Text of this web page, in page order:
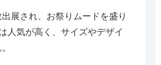
展され、お祭りムードを盛り
人気が高く、サイズやデザイ